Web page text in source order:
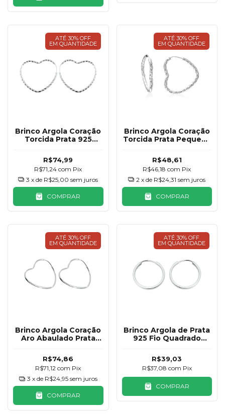
ATÉ 30% OFF
EM QUANTIDADE
Brinco Argola Coração
Torcida Prata 925
R$74,99
R$71,24com Pix
3 x de R$25,00 sem juros
COMPRAR
ATÉ 30% OFF
EM QUANTIDADE
Brinco Argola Coração
Torcida Prata Pequena
R$48,61
R$46,18com Pix
2 x de R$24,31 sem juros
COMPRAR
ATÉ 30% OFF
EM QUANTIDADE
Brinco Argola Coração
Aro Abaulado Prata
R$74,86
R$71,12com Pix
3 x de R$24,95 sem juros
COMPRAR
ATÉ 30% OFF
EM QUANTIDADE
Brinco Argola de Prata
925 Fio Quadrado
R$39,03
R$37,08 com Pix
COMPRAR